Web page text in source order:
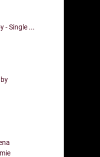
- Single ...